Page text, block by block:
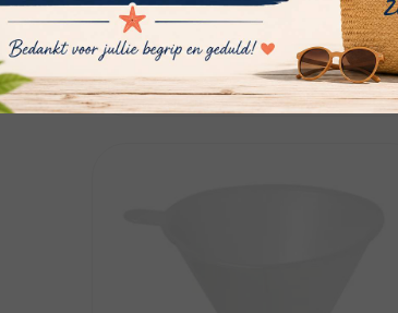
En stock: Livraison en 1 à 3 jours
€10,20 Afficher